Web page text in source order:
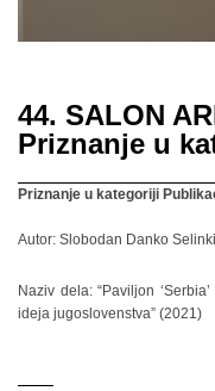
44. SALON
Priznanje u
Priznanje u kategoriji
Autor: Slobodan Danko
Naziv dela: “Paviljon
ideja jugoslovenstva” (2021)